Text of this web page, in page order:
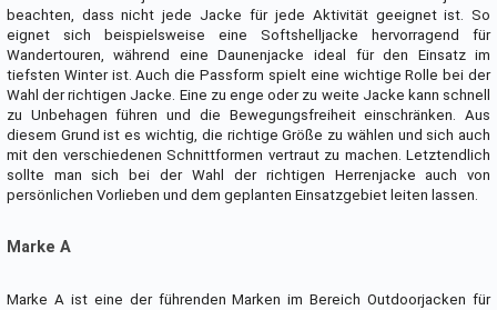
beachten, dass nicht jede Jacke für jede Aktivität geeignet ist. So
eignet sich beispielsweise eine Softshelljacke hervorragend für
Wandertouren, während eine Daunenjacke ideal für den Einsatz im
tiefsten Winter ist. Auch die Passform spielt eine wichtige Rolle bei der
Wahl der richtigen Jacke. Eine zu enge oder zu weite Jacke kann schnell
zu Unbehagen führen und die Bewegungsfreiheit einschränken. Aus
diesem Grund ist es wichtig, die richtige Größe zu wählen und sich auch
mit den verschiedenen Schnittformen vertraut zu machen. Letztendlich
sollte man sich bei der Wahl der richtigen Herrenjacke auch von
persönlichen Vorlieben und dem geplanten Einsatzgebiet leiten lassen.
Marke A
Marke A ist eine der führenden Marken im Bereich Outdoorjacken für